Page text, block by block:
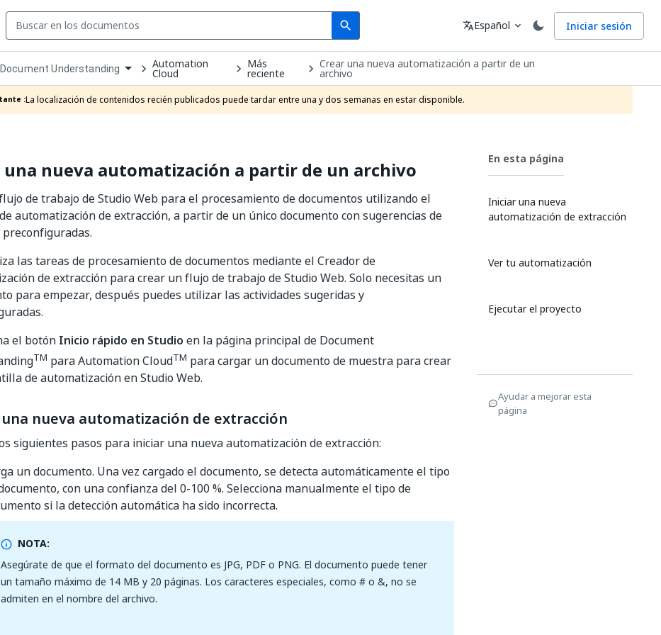
search
Search Idioma
translateEspañol expand_more Iniciar sesión
Open
Dropdown
Document Understanding Automation
Cloud
Más
reciente
Crear una nueva automatización a partir de un
archivo
:La localización de contenidos recién publicados puede tardar entre una y dos semanas en estar disponible.
una nueva automatización a partir de un archivo
de trabajo de Studio Web para el procesamiento de documentos utilizando el
automatización de extracción, a partir de un único documento con sugerencias de
las tareas de procesamiento de documentos mediante el Creador de
de extracción para crear un flujo de trabajo de Studio Web. Solo necesitas un
para empezar, después puedes utilizar las actividades sugeridas y
el botón Inicio rápido en Studio en la página principal de Document
TM para Automation CloudTM para cargar un documento de muestra para crear
de automatización en Studio Web.
nueva automatización de extracción
siguientes pasos para iniciar una nueva automatización de extracción:
un documento. Una vez cargado el documento, se detecta automáticamente el tipo
con una confianza del 0-100 %. Selecciona manualmente el tipo de
si la detección automática ha sido incorrecta.
NOTA:
Asegúrate de que el formato del documento es JPG, PDF o PNG. El documento puede tener
un tamaño máximo de 14 MB y 20 páginas. Los caracteres especiales, como # o &, no se
admiten en el nombre del archivo.
En esta página
Iniciar una nueva
automatización de extracción
Ver tu automatización
Ejecutar el proyecto
Ayudar a mejorar esta
página